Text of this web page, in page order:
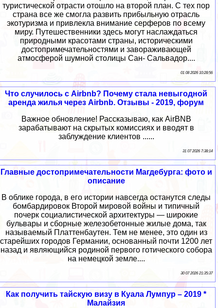
туристической отрасти отошло на второй план. С тех пор
страна все же смогла развить прибыльную отрасль
экотуризма и привлекла внимание серферов по всему
миру. Путешественники здесь могут наслаждаться
природными красотами страны, историческими
достопримечательностями и завораживающей
атмосферой шумной столицы Сан- Сальвадор....
01 08 2026 10:28:56
Что случилось с Airbnb? Почему стала невыгодной
аренда жилья через Airbnb. Отзывы - 2019, форум
Важное обновление! Рассказываю, как AirBNB
зарабатывают на скрытых комиссиях и вводят в
заблуждение клиентов ......
31 07 2026 7:38:14
Главные достопримечательности Магдебурга: фото и
описание
В облике города, в его истории навсегда останутся следы
бомбардировок Второй мировой войны и типичный
почерк социалистической архитектуры — широкие
бульвары и сборные железобетонные жилые дома, так
называемый Платтенбаутен. Тем не менее, это один из
старейших городов Германии, основанный почти 1200 лет
назад и являющийся родиной первого готического собора
на немецкой земле....
30 07 2026 21:35:37
Как получить тайскую визу в Куала Лумпур – 2019 *
Малайзия